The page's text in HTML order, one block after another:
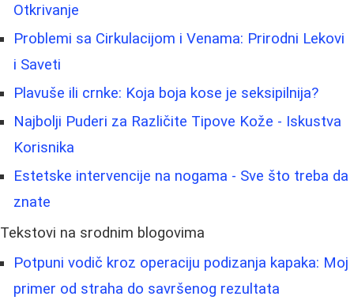
Otkrivanje
Problemi sa Cirkulacijom i Venama: Prirodni Lekovi
i Saveti
Plavuše ili crnke: Koja boja kose je seksipilnija?
Najbolji Puderi za Različite Tipove Kože - Iskustva
Korisnika
Estetske intervencije na nogama - Sve što treba da
znate
Tekstovi na srodnim blogovima
Potpuni vodič kroz operaciju podizanja kapaka: Moj
primer od straha do savršenog rezultata